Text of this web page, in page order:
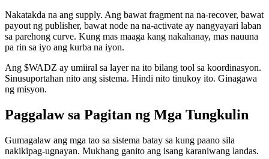
Nakatakda na ang supply. Ang bawat fragment na na-recover, bawat
payout ng publisher, bawat node na na-activate ay nangyayari laban
sa parehong curve. Kung mas maaga kang nakahanay, mas nauuna
pa rin sa iyo ang kurba na iyon.
Ang $WADZ ay umiiral sa layer na ito bilang tool sa koordinasyon.
Sinusuportahan nito ang sistema. Hindi nito tinukoy ito. Ginagawa
ng misyon.
Paggalaw sa Pagitan ng Mga Tungkulin
Gumagalaw ang mga tao sa sistema batay sa kung paano sila
nakikipag-ugnayan. Mukhang ganito ang isang karaniwang landas.